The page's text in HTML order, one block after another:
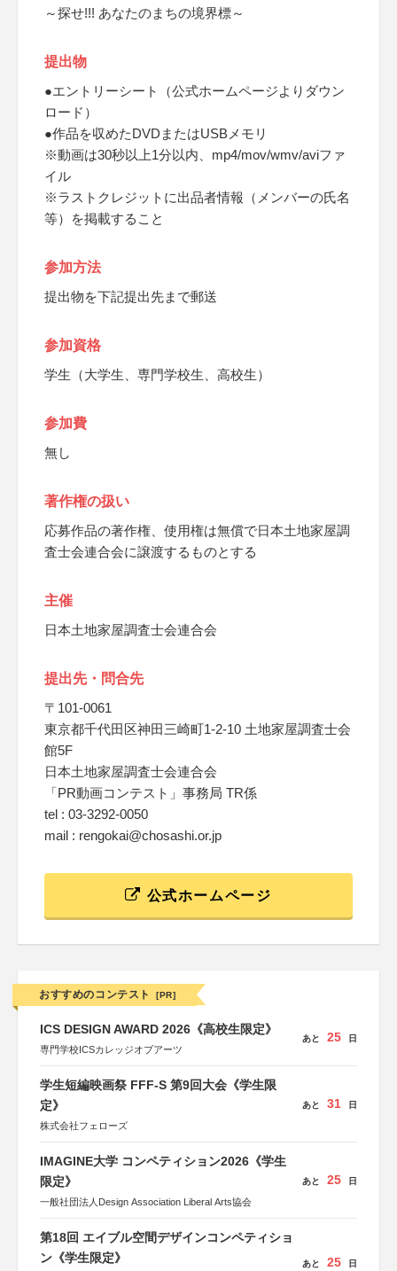
～探せ!!! あなたのまちの境界標～
提出物
●エントリーシート（公式ホームページよりダウン
ロード）
●作品を収めたDVDまたはUSBメモリ
※動画は30秒以上1分以内、mp4/mov/wmv/aviファ
イル
※ラストクレジットに出品者情報（メンバーの氏名
等）を掲載すること
参加方法
提出物を下記提出先まで郵送
参加資格
学生（大学生、専門学校生、高校生）
参加費
無し
著作権の扱い
応募作品の著作権、使用権は無償で日本土地家屋調
査士会連合会に譲渡するものとする
主催
日本土地家屋調査士会連合会
提出先・問合先
〒101-0061
東京都千代田区神田三崎町1-2-10 土地家屋調査士会
館5F
日本土地家屋調査士会連合会
「PR動画コンテスト」事務局 TR係
tel : 03-3292-0050
mail : rengokai@chosashi.or.jp
公式ホームページ
おすすめのコンテスト [PR]
ICS DESIGN AWARD 2026《高校生限定》
専門学校ICSカレッジオブアーツ
あと 25 日
学生短編映画祭 FFF-S 第9回大会《学生限
定》
株式会社フェローズ
あと 31 日
IMAGINE大学 コンペティション2026《学生
限定》
一般社団法人Design Association Liberal Arts協会
あと 25 日
第18回 エイブル空間デザインコンペティショ
ン《学生限定》
あと 25 日